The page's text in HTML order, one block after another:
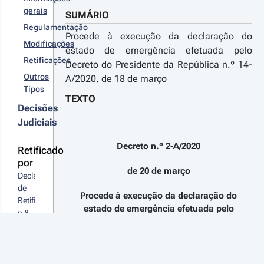
gerais
Regulamentação
Modificações
Retificações
Outros
Tipos
Decisões
Judiciais
Retificado
por
Declaração
de
Retificação
n.º
SUMÁRIO
Procede à execução da declaração do
estado de emergência efetuada pelo
Decreto do Presidente da República n.º 14-
A/2020, de 18 de março
TEXTO
Decreto n.º 2-A/2020
de 20 de março
Procede à execução da declaração do
estado de emergência efetuada pelo